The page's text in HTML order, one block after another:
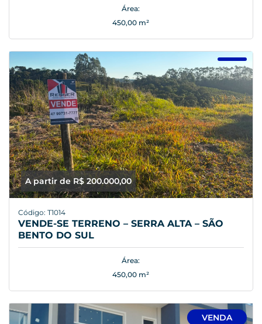
Área:
450,00 m²
A partir de R$ 200.000,00
Código: T1014
VENDE-SE TERRENO – SERRA ALTA – SÃO
BENTO DO SUL
Área:
450,00 m²
VENDA